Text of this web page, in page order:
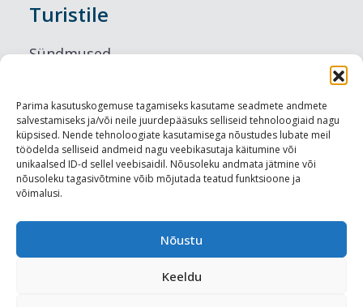
Parima kasutuskogemuse tagamiseks kasutame seadmete andmete
salvestamiseks ja/või neile juurdepääsuks selliseid tehnoloogiaid nagu
küpsised. Nende tehnoloogiate kasutamisega nõustudes lubate meil
töödelda selliseid andmeid nagu veebikasutaja käitumine või
unikaalsed ID-d sellel veebisaidil. Nõusoleku andmata jätmine või
nõusoleku tagasivõtmine võib mõjutada teatud funktsioone ja
võimalusi.
Nõustu
Keeldu
Turistile
Sündmused
Maitseelamused
Vaatamisväärsused
Visit Tallinn
Turismiprofessionaalile
Harju-, Rapla- ja Läänemaa DMO